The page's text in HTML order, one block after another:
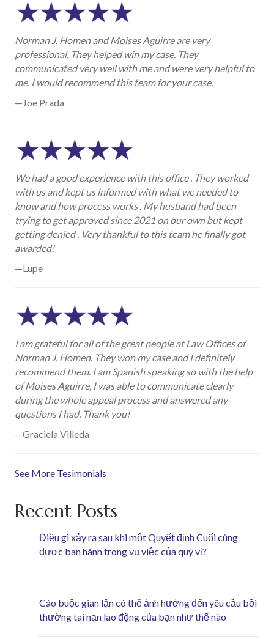
Norman J. Homen and Moises Aguirre are very
professional. They helped win my case. They
communicated very well with me and were very helpful to
me. I would recommend this team for your case.
—Joe Prada
We had a good experience with this office . They worked
with us and kept us informed with what we needed to
know and how process works . My husband had been
trying to get approved since 2021 on our own but kept
getting denied . Very thankful to this team he finally got
awarded!
—Lupe
I am grateful for all of the great people at Law Offices of
Norman J. Homen. They won my case and I definitely
recommend them. I am Spanish speaking so with the help
of Moises Aguirre, I was able to communicate clearly
during the whole appeal process and answered any
questions I had. Thank you!
—Graciela Villeda
See More Tesimonials
Recent Posts
Điều gì xảy ra sau khi một Quyết định Cuối cùng
được ban hành trong vụ việc của quý vị?
Cáo buộc gian lận có thể ảnh hưởng đến yêu cầu bồi
thường tai nạn lao động của bạn như thế nào